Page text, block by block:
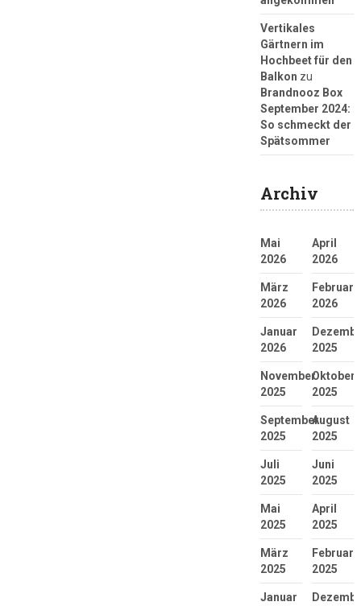
Vertikales
Gärtnern im
Hochbeet für den
Balkon zu
Brandnooz Box
September 2024:
So schmeckt der
Spätsommer
Archiv
Mai
2026
April
2026
März
2026
Februar
2026
Januar
2026
2025
November
2025
Oktober
2025
September
2025
August
2025
Juli
2025
Juni
2025
Mai
2025
April
2025
März
2025
Februar
2025
Januar